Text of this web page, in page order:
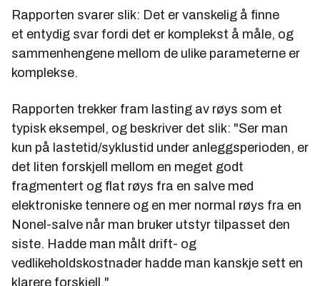
Rapporten svarer slik: Det er vanskelig å finne
et entydig svar fordi det er komplekst å måle, og
sammenhengene mellom de ulike parameterne er
komplekse.
Rapporten trekker fram lasting av røys som et
typisk eksempel, og beskriver det slik: "Ser man
kun på lastetid/syklustid under anleggsperioden, er
det liten forskjell mellom en meget godt
fragmentert og flat røys fra en salve med
elektroniske tennere og en mer normal røys fra en
Nonel-salve når man bruker utstyr tilpasset den
siste. Hadde man målt drift- og
vedlikeholdskostnader hadde man kanskje sett en
klarere forskjell."